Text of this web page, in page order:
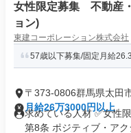
女性限定募集 不動産
ョン)
東建コーポレーション株式会社
57歳以下募集/固定月給
〒373-0806群馬県太田
月給26万3000円以上
求めている人材 ✅女性
第8条 ポジティブ・アク